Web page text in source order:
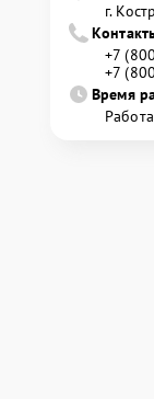
г.
+7
+7
Время